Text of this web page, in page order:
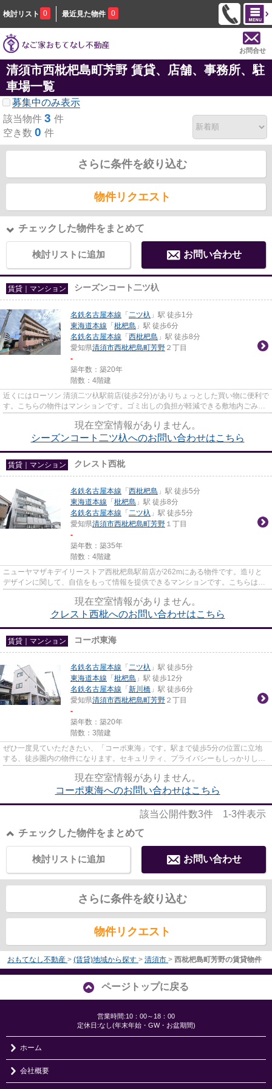
検討リスト 0 最近見た物件 0
お問合せ
清須市西枇杷島町芳野 賃貸、店舗、事務所、駐
車場一覧
募集中のみ表示
該当物件 3 件
空き数 0 件
さらに条件を絞り込む
物件リクエスト
チェックした物件をまとめて
検討リストに追加 お問い合わせ
賃貸｜マンション シーズンコート二ツ杁
名鉄名古屋本線 「 二ツ杁 」駅 徒歩1分
東海道本線 「 枇杷島 」駅 徒歩6分
名鉄名古屋本線 「 西枇杷島 」駅 徒歩8分
愛知県清須市西枇杷島町芳野 ２丁目
-
築年数：築20年
階数：4階建
近くにはローソン 清須二ツ杁駅前店(徒歩2分)がありちょっとした買い物に便利で
す。こちらの物件はマンションです。ゴミ出しの負担が軽減できる敷地内ごみ置
現在空室情報がありません。
シーズンコート二ツ杁へのお問い合わせはこちら
賃貸｜マンション クレスト西枇
名鉄名古屋本線 「 西枇杷島 」駅 徒歩5分
東海道本線 「 枇杷島 」駅 徒歩8分
名鉄名古屋本線 「 二ツ杁 」駅 徒歩5分
愛知県清須市西枇杷島町芳野 １丁目
-
築年数：築35年
階数：4階建
ニューヤマザキデイリーストア西枇杷島駅前店が262mにある物件です。造りと
デザインに関して、自信をもって情報を提供できるマンションです。こちらは初
現在空室情報がありません。
クレスト西枇へのお問い合わせはこちら
賃貸｜マンション コーポ東海
名鉄名古屋本線 「 二ツ杁 」駅 徒歩5分
東海道本線 「 枇杷島 」駅 徒歩12分
名鉄名古屋本線 「 新川橋 」駅 徒歩6分
愛知県清須市西枇杷島町芳野 ２丁目
-
築年数：築20年
階数：3階建
ぜひ一度見ていただきたい、「コーポ東海」です。駅まで徒歩5分の位置に立地
する、徒歩圏内の物件になります。セキュリティ、プライバシーもしっかりして
現在空室情報がありません。
コーポ東海へのお問い合わせはこちら
該当公開件数3件 1-3件表示
チェックした物件をまとめて
お問い合わせ
検討リストに追加
さらに条件を絞り込む
物件リクエスト
おもてなし不動産 > (賃貸)地域から探す > 清須市 > 西枇杷島町芳野の賃貸物件
ページトップに戻る
営業時間:10：00～18：00
定休日:なし(年末年始・GW・お盆期間)
ホーム
会社概要